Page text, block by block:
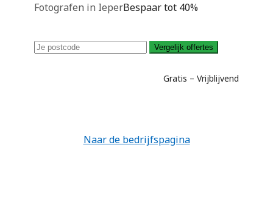
Fotografen in IeperBespaar tot 40%
Vergelijk offertes
Gratis – Vrijblijvend
Naar de bedrijfspagina